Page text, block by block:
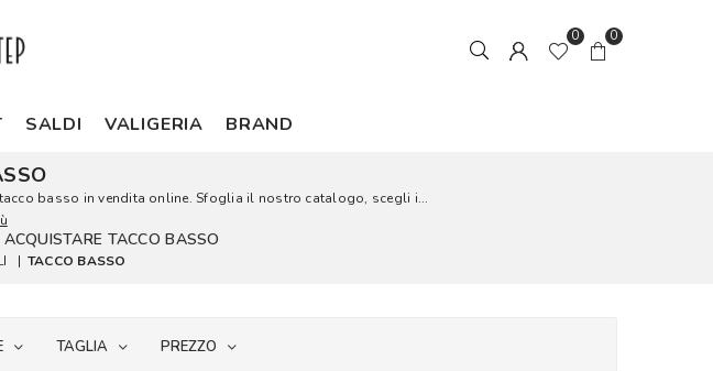
0 0
SALDI VALIGERIA BRAND
basso in vendita online. Sfoglia il nostro catalogo, scegli i...
TACCO BASSO
| TACCO BASSO
TAGLIA PREZZO